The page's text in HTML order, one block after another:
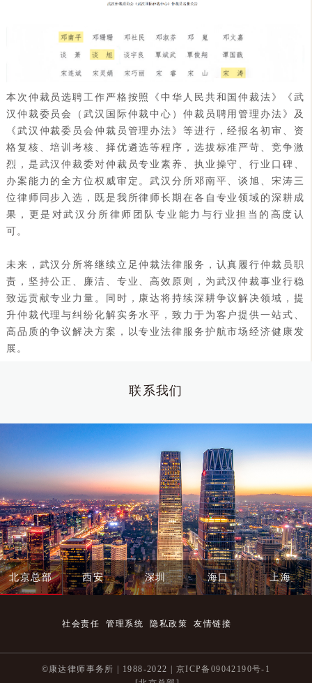
本次仲裁员选聘工作严格按照《中华人民共和国仲裁法》《武
汉仲裁委员会（武汉国际仲裁中心）仲裁员聘用管理办法》及
《武汉仲裁委员会仲裁员管理办法》等进行，经报名初审、资
格复核、培训考核、择优遴选等程序，选拔标准严苛、竞争激
烈，是武汉仲裁委对仲裁员专业素养、执业操守、行业口碑、
办案能力的全方位权威审定。武汉分所邓南平、谈旭、宋涛三
位律师同步入选，既是我所律师长期在各自专业领域的深耕成
果，更是对武汉分所律师团队专业能力与行业担当的高度认
可。
未来，武汉分所将继续立足仲裁法律服务，认真履行仲裁员职
责，坚持公正、廉洁、专业、高效原则，为武汉仲裁事业行稳
致远贡献专业力量。同时，康达将持续深耕争议解决领域，提
升仲裁代理与纠纷化解实务水平，致力于为客户提供一站式、
高品质的争议解决方案，以专业法律服务护航市场经济健康发
展。
联系我们
北京总部 西安 深圳 海口 上海
社会责任 管理系统 隐私政策 友情链接
©康达律师事务所 | 1988-2022 | 京ICP备09042190号-1